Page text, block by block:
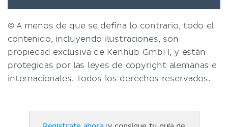
© A menos de que se defina lo contrario, todo el
contenido, incluyendo ilustraciones, son
propiedad exclusiva de Kenhub GmbH, y están
protegidas por las leyes de copyright alemanas e
internacionales. Todos los derechos reservados.